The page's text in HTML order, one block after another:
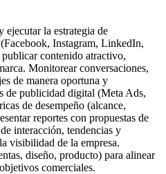
ejecutar la estrategia de
Instagram, LinkedIn,
contenido atractivo,
Monitorear conversaciones,
de manera oportuna y
de publicidad digital (Meta Ads,
de desempeño (alcance,
reportes con propuestas de
interacción, tendencias y
visibilidad de la empresa.
diseño, producto) para alinear
comerciales.